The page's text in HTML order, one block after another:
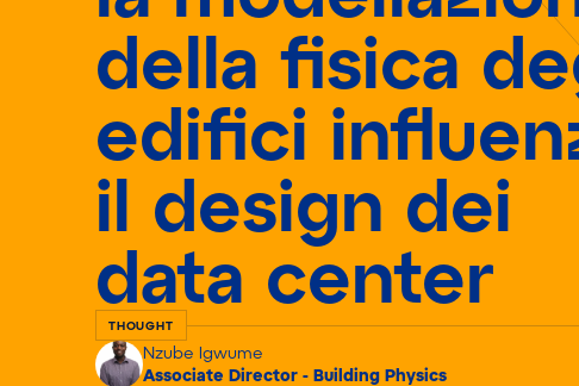
della fisica
edifici
il design dei
data center
THOUGHT
Nzube Igwume
Associate Director - Building Physics